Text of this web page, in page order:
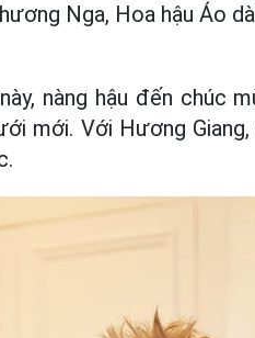
Nga, Hoa hậu Áo
nàng hậu đến chúc
mới. Với Hương